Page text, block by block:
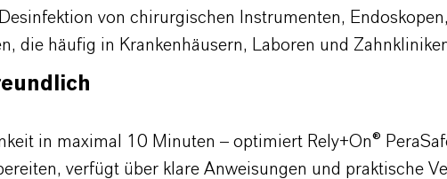
von chirurgischen Instrumenten,
die häufig in Krankenhäusern, Laboren und
in maximal 10 Minuten – optimiert Rely+On®
verfügt über klare Anweisungen und praktische